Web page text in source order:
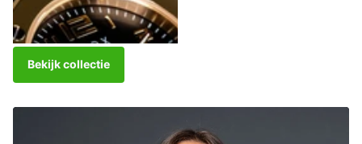
Bekijk collectie